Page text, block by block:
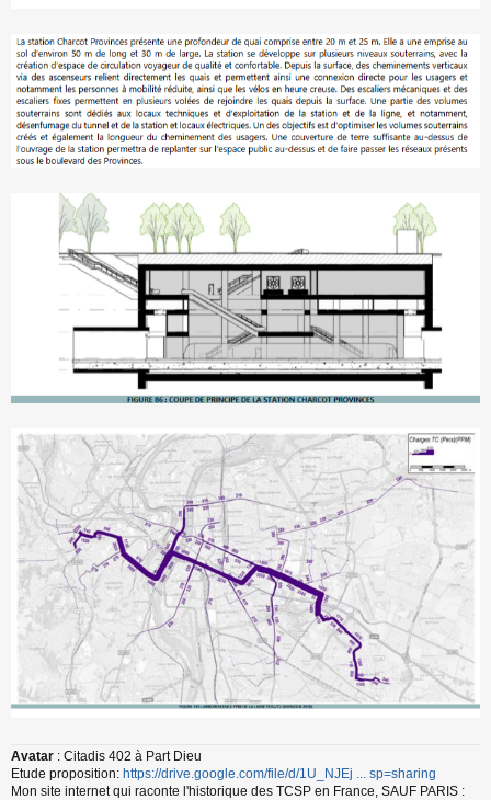
Avatar : Citadis 402 à Part Dieu
Etude proposition: https://drive.google.com/file/d/1U_NJEj ... sp=sharing
Mon site internet qui raconte l'historique des TCSP en France, SAUF PARIS :